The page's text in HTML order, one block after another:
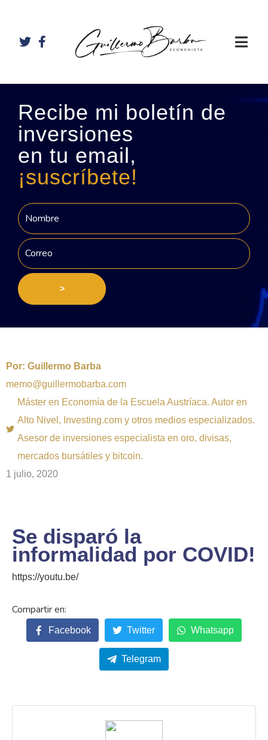
Recibe mi boletín de
inversiones
en tu email,
¡suscríbete!
>
Por: Guillermo Barba
memo@guillermobarba.com
Máster en Economía de la Escuela Austríaca. Autor en
Alto Nivel, Investing.com y otros medios especializados.
Asesor de inversiones especialista en oro, divisas,
mercados bursátiles y bitcoin.
1 julio, 2020
Se disparó la
informalidad por COVID!
https://youtu.be/
Facebook Twitter Whatsapp
Telegram